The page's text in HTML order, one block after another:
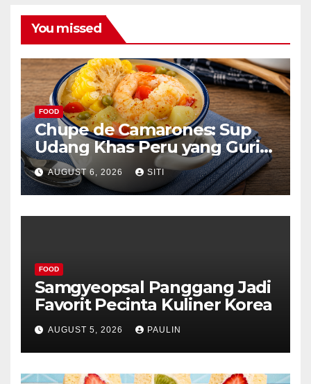
You missed
FOOD
Chupe de Camarones: Sup
Udang Khas Peru yang Gurih
Lezat
AUGUST 6, 2026 SITI
FOOD
Samgyeopsal Panggang Jadi
Favorit Pecinta Kuliner Korea
AUGUST 5, 2026 PAULIN